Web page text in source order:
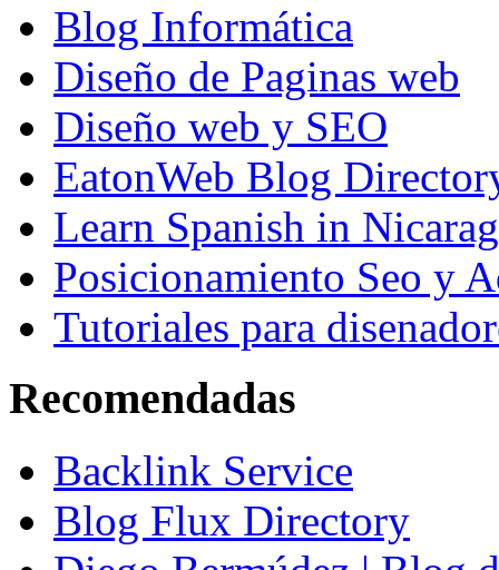
Blog Informática
Diseño de Paginas web
Diseño web y SEO
EatonWeb Blog
Learn Spanish in
Posicionamiento Seo y
Tutoriales para
Recomendadas
Backlink Service
Blog Flux Directory